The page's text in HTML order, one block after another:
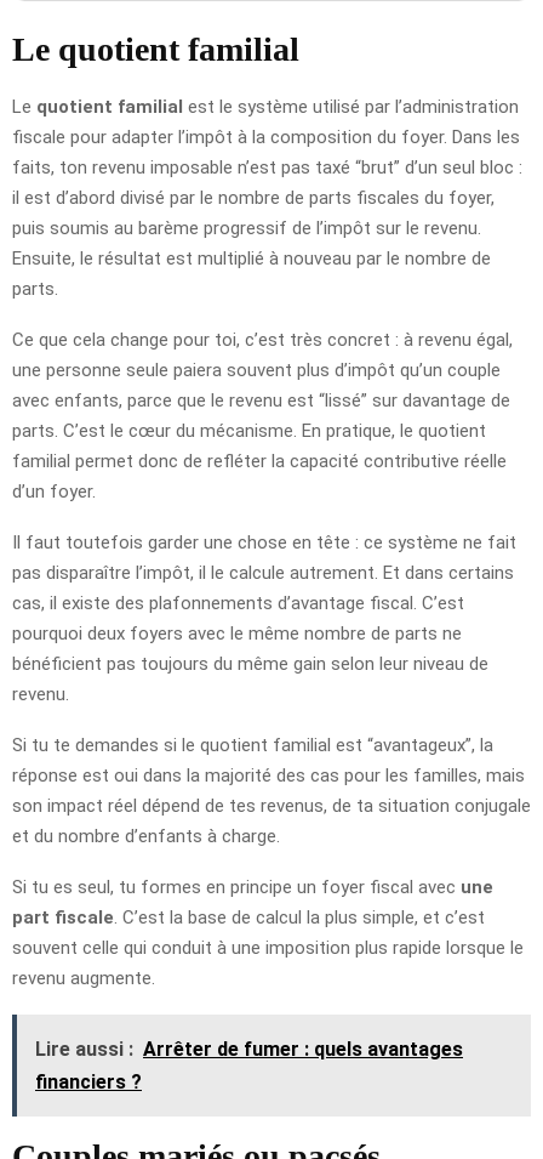
Le quotient familial
Le quotient familial est le système utilisé par l’administration
fiscale pour adapter l’impôt à la composition du foyer. Dans les
faits, ton revenu imposable n’est pas taxé “brut” d’un seul bloc :
il est d’abord divisé par le nombre de parts fiscales du foyer,
puis soumis au barème progressif de l’impôt sur le revenu.
Ensuite, le résultat est multiplié à nouveau par le nombre de
parts.
Ce que cela change pour toi, c’est très concret : à revenu égal,
une personne seule paiera souvent plus d’impôt qu’un couple
avec enfants, parce que le revenu est “lissé” sur davantage de
parts. C’est le cœur du mécanisme. En pratique, le quotient
familial permet donc de refléter la capacité contributive réelle
d’un foyer.
Il faut toutefois garder une chose en tête : ce système ne fait
pas disparaître l’impôt, il le calcule autrement. Et dans certains
cas, il existe des plafonnements d’avantage fiscal. C’est
pourquoi deux foyers avec le même nombre de parts ne
bénéficient pas toujours du même gain selon leur niveau de
revenu.
Si tu te demandes si le quotient familial est “avantageux”, la
réponse est oui dans la majorité des cas pour les familles, mais
son impact réel dépend de tes revenus, de ta situation conjugale
et du nombre d’enfants à charge.
Si tu es seul, tu formes en principe un foyer fiscal avec une
part fiscale . C’est la base de calcul la plus simple, et c’est
souvent celle qui conduit à une imposition plus rapide lorsque le
revenu augmente.
Lire aussi : Arrêter de fumer : quels avantages
financiers ?